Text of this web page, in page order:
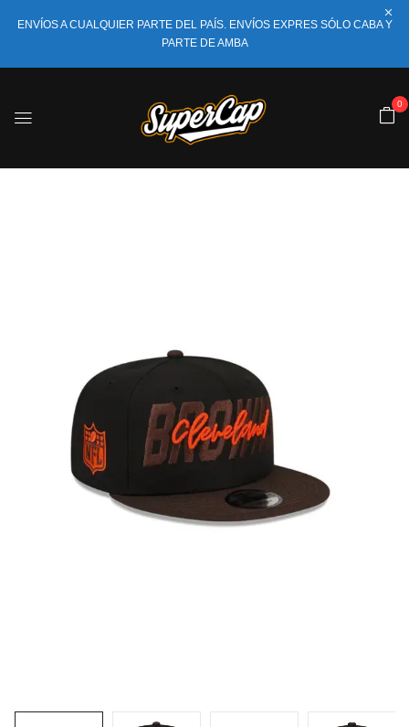
ENVÍOS A CUALQUIER PARTE DEL PAÍS. ENVÍOS EXPRES SÓLO CABA Y
PARTE DE AMBA
0